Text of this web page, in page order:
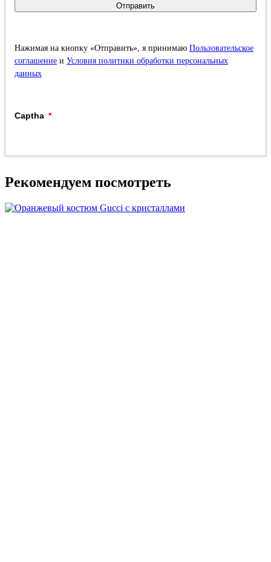
Отправить
Нажимая на кнопку «Отправить», я принимаю Пользовательское
соглашение и Условия политики обработки персональных
данных
Captha
Рекомендуем посмотреть